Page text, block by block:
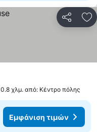
0.8 χλμ. από: Κέντρο πόλης
Εμφάνιση τιμών